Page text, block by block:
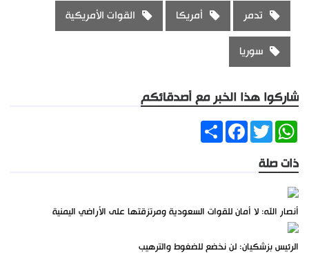
تدمر أمريكا القوات الأمريكية
سوريا
شاركوا هذا الخبر مع أصدقائكم
ShareFacebookTwitter
WhatsApp
ذات صلة
أنصار الله: لا أمان للقوات السعودية ومرتزقتها على الأراضي اليمنية
الرئيس بزشكيان: لن نخضع للضغوط والترهيب